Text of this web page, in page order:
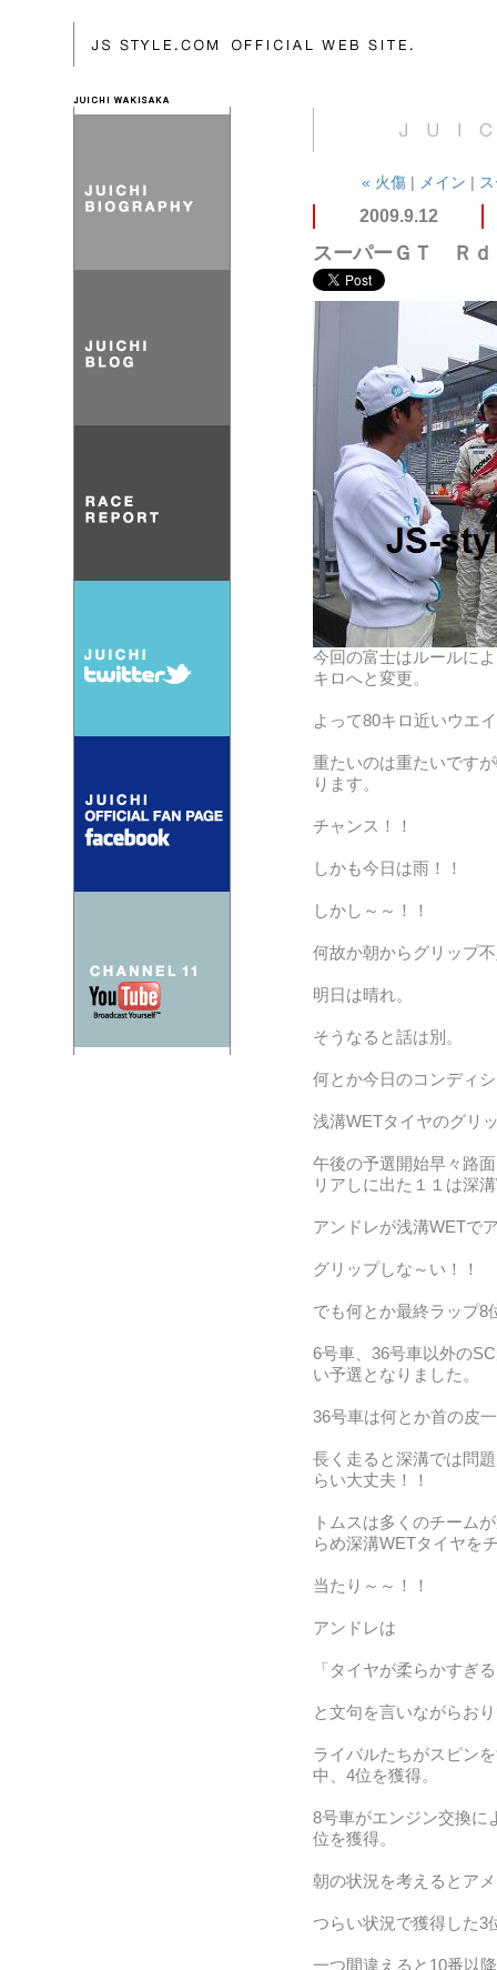
« 火傷 | メイン |
2009.9.12
スーパーＧＴ Ｒ
今回の富士はルールに
キロへと変更。
よって80キロ近いウエ
重たいのは重たいです
ります。
チャンス！！
しかも今日は雨！！
しかし～～！！
何故か朝からグリップ
明日は晴れ。
そうなると話は別。
何とか今日のコンディ
浅溝WETタイヤのグリ
午後の予選開始早々路
リアしに出た１１は深
アンドレが浅溝WETで
グリップしな～い！！
でも何とか最終ラップ8
6号車、36号車以外の
い予選となりました。
36号車は何とか首の皮
長く走ると深溝では問
らい大丈夫！！
トムスは多くのチーム
らめ深溝WETタイヤを
当たり～～！！
アンドレは
「タイヤが柔らかすぎ
と文句を言いながらお
ライバルたちがスピン
中、4位を獲得。
8号車がエンジン交換に
位を獲得。
朝の状況を考えるとア
つらい状況で獲得した3
一つ間違えると10番以